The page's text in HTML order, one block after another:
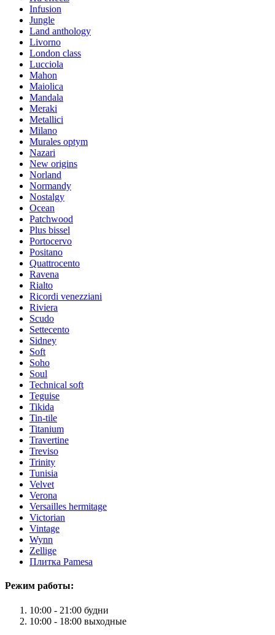
Infusion
Jungle
Land anthology
Livorno
London class
Lucciola
Mahon
Maiolica
Mandala
Meraki
Metallici
Milano
Murales optym
Nazari
New origins
Norland
Normandy
Nostalgy
Ocean
Patchwood
Plus bissel
Portocervo
Positano
Quattrocento
Ravena
Rialto
Ricordi venezziani
Riviera
Scudo
Settecento
Sidney
Soft
Soho
Soul
Technical soft
Teguise
Tikida
Tin-tile
Titanium
Travertine
Treviso
Trinity
Tunisia
Velvet
Verona
Versailles hermitage
Victorian
Vintage
Wynn
Zellige
Плитка Pamesa
Режим работы:
10:00 - 21:00 будни
10:00 - 18:00 выходные